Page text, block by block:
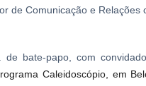
de Comunicação e Relações
bate-papo, com
Caleidoscópio, em